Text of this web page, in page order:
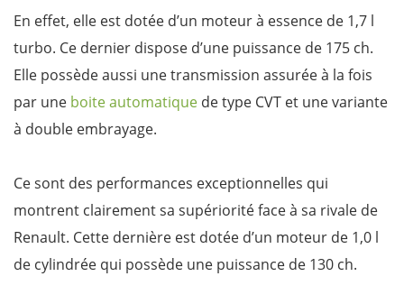
En effet, elle est dotée d’un moteur à essence de 1,7 l
turbo. Ce dernier dispose d’une puissance de 175 ch.
Elle possède aussi une transmission assurée à la fois
par une boite automatique de type CVT et une variante
à double embrayage.
Ce sont des performances exceptionnelles qui
montrent clairement sa supériorité face à sa rivale de
Renault. Cette dernière est dotée d’un moteur de 1,0 l
de cylindrée qui possède une puissance de 130 ch.